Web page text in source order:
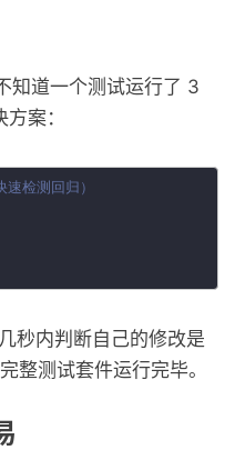
道一个测试运行了 3
案：
检测回归）
秒内判断自己的修改是
整测试套件运行完毕。